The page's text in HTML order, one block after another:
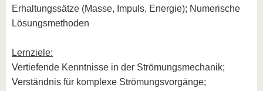
Erhaltungssätze (Masse, Impuls, Energie); Numerische
Lösungsmethoden
Lernziele:
Vertiefende Kenntnisse in der Strömungsmechanik;
Verständnis für komplexe Strömungsvorgänge;